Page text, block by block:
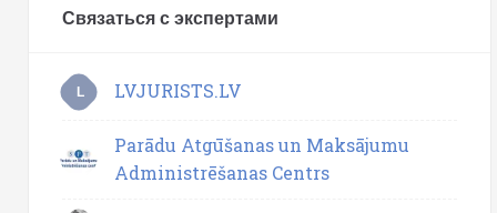
Связаться с экспертами
L LVJURISTS.LV
Parādu Atgūšanas un Maksājumu
Administrēšanas Centrs